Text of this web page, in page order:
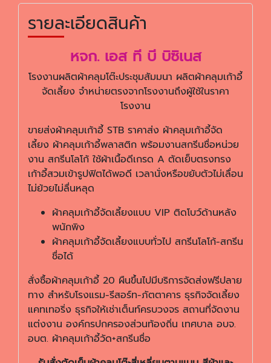
รายละเอียดสินค้า
หจก. เอส ที บี บิซิเนส
โรงงานผลิตผ้าคลุมโต๊ะประชุมสัมมนา ผลิตผ้าคลุมเก้าอี้
จัดเลี้ยง จำหน่ายตรงจากโรงงานถึงผู้ใช้ในราคา
โรงงาน
ขายส่งผ้าคลุมเก้าอี้ STB ราคาส่ง ผ้าคลุมเก้าอี้จัด
เลี้ยง ผ้าคลุมเก้าอี้พลาสติก พร้อมงานสกรีนชื่อหน่วย
งาน สกรีนโลโก้ ใช้ผ้าเนื้อดีเกรด A ตัดเย็บตรงทรง
เก้าอี้สวมเข้ารูปฟิตได้พอดี เวลานั่งหรือขยับตัวไม่เลื่อน
ไม่ย้วยไม่ลื่นหลุด
ผ้าคลุมเก้าอี้จัดเลี้ยงแบบ VIP ติดโบว์ด้านหลัง
พนักพิง
ผ้าคลุมเก้าอี้จัดเลี้ยงแบบทั่วไป สกรีนโลโก้-สกรีน
ชื่อได้
สั่งซื้อผ้าคลุมเก้าอี้ 20 ผืนขึ้นไปมีบริการจัดส่งฟรีปลาย
ทาง สำหรับโรงแรม-รีสอร์ท-ภัตตาคาร ธุรกิจจัดเลี้ยง
แคทเทอริ่ง ธุรกิจให้เช่าเต็นท์ครบวงจร สถานที่จัดงาน
แต่งงาน องค์กรปกครองส่วนท้องถิ่น เทศบาล อบจ.
อบต. ผ้าคลุมเก้าอี้วัด+สกรีนชื่อ